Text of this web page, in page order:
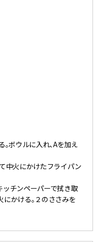
。ボウルに入れ、Aを加え
中火にかけたフライパン
ッチンペーパーで拭き取
にかける。２のささみを